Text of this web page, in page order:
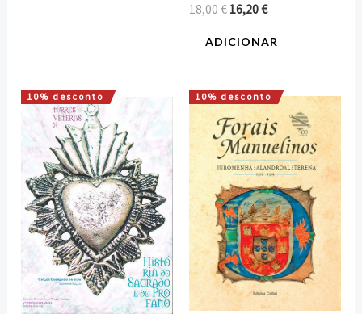
18,00€ 16,20€
ADICIONAR
10% desconto
O
preço
original
era:
16,00 €.
O
preço
atual
é:
14,40 €.
10% desconto
O
preço
original
era:
16,00 €.
O
preço
atual
é:
14,40 €.